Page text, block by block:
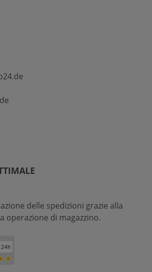
delle spedizioni grazie alla
operazione di magazzino.